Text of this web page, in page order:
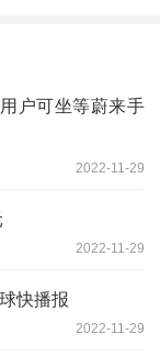
户可坐等蔚来手
2022-11-29
2022-11-29
快播报
2022-11-29